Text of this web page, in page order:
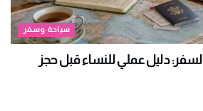
سياحة وسفر
دليل عملي للنساء قبل حجز